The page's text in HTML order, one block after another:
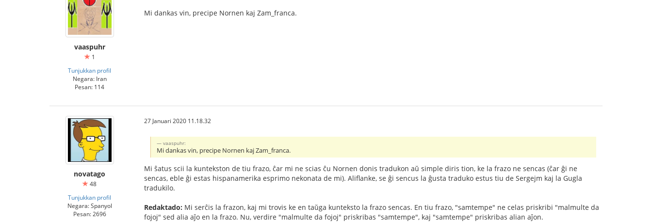
vaaspuhr
1
Tunjukkan profil
Negara: Iran
Pesan: 114
Mi dankas vin, precipe Nornen kaj Zam_franca.
novatago
48
Tunjukkan profil
Negara: Spanyol
Pesan: 2696
27 Januari 2020 11.18.32
vaaspuhr:
Mi dankas vin, precipe Nornen kaj Zam_franca.
Mi ŝatus scii la kuntekston de tiu frazo, ĉar mi ne scias ĉu Nornen donis tradukon aŭ simple diris tion, ke la frazo ne sencas (ĉar ĝi ne
sencas, eble ĝi estas hispanamerika esprimo nekonata de mi). Aliflanke, se ĝi sencus la ĝusta traduko estus tiu de Sergejm kaj la Gugla
tradukilo.
Redaktado: Mi serĉis la frazon, kaj mi trovis ke en taŭga kunteksto la frazo sencas. En tiu frazo, "samtempe" ne celas priskribi "malmulte da
fojoj" sed alia aĵo en la frazo. Nu, verdire "malmulte da fojoj" priskribas "samtempe", kaj "samtempe" priskribas alian aĵon.